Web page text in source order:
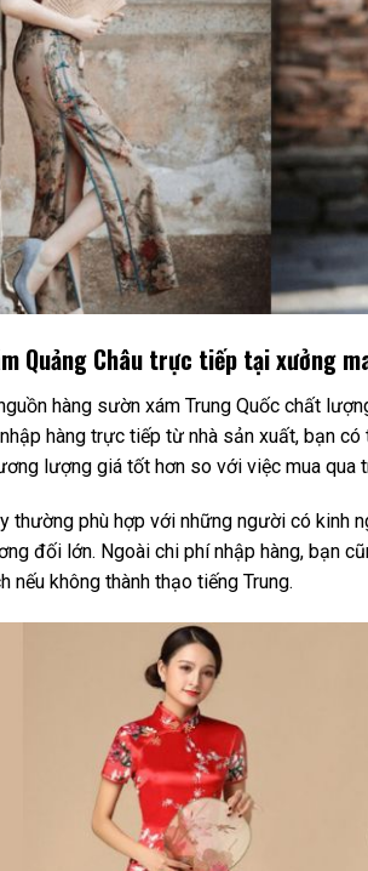
Quảng Châu trực tiếp tại xưởng
hàng sườn xám Trung Quốc chất
hàng trực tiếp từ nhà sản xuất, bạn
lượng giá tốt hơn so với việc mua qua
thường phù hợp với những người có kinh
đối lớn. Ngoài chi phí nhập hàng, bạn
nếu không thành thạo tiếng Trung.